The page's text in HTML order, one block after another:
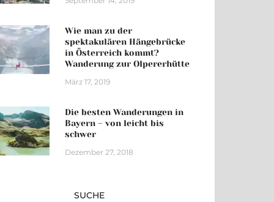
Wie man zu der
spektakulären Hängebrücke
in Österreich kommt?
Wanderung zur Olpererhütte
März 17, 2019
Die besten Wanderungen in
Bayern – von leicht bis
schwer
Dezember 27, 2018
SUCHE